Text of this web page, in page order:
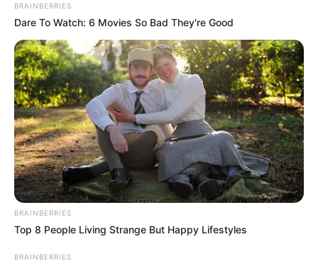
BRAINBERRIES
Dare To Watch: 6 Movies So Bad They're Good
BRAINBERRIES
Top 8 People Living Strange But Happy Lifestyles
BRAINBERRIES